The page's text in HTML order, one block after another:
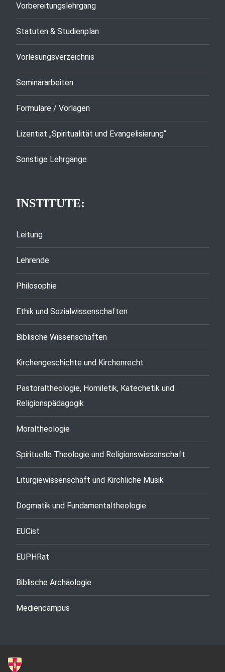
Vorbereitungslehrgang
Statuten & Studienplan
Vorlesungsverzeichnis
Seminararbeiten
Formulare / Vorlagen
Lizentiat „Spiritualität und Evangelisierung“
Sonstige Lehrgänge
INSTITUTE:
Leitung
Lehrende
Philosophie
Ethik und Sozialwissenschaften
Biblische Wissenschaften
Kirchengeschichte und Kirchenrecht
Pastoraltheologie, Homiletik, Katechetik und
Religionspädagogik
Moraltheologie
Spirituelle Theologie und Religionswissenschaft
Liturgiewissenschaft und Kirchliche Musik
Dogmatik und Fundamentaltheologie
EUCist
EUPHRat
Biblische Archäologie
Mediencampus